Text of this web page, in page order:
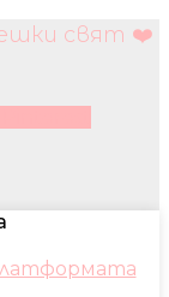
свят ❤️